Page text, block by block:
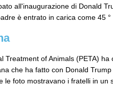
all'inaugurazione di Donald
è entrato in carica come 45
Treatment of Animals (PETA)
che ha fatto con Donald
le foto mostravano i fratelli in